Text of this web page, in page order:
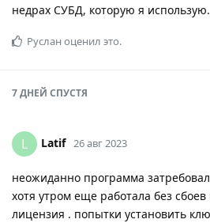
недрах СУБД, которую я использую.
Русланоценил это.
7 ДНЕЙ СПУСТЯ
L Latif 26 авг 2023
неожиданно программа
хотя утром еще работала без сбоев
лицензия . попытки установить